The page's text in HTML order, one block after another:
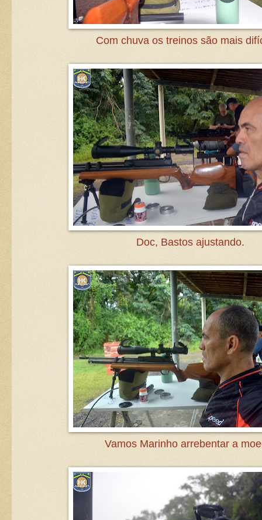
Com chuva os treinos são mais
Doc, Bastos ajustando.
Vamos Marinho arrebentar a